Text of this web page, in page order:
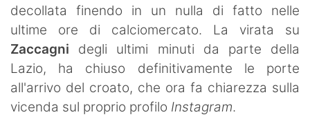
decollata finendo in un nulla di fatto nelle
ultime ore di calciomercato. La virata su
Zaccagni degli ultimi minuti da parte della
Lazio, ha chiuso definitivamente le porte
all'arrivo del croato, che ora fa chiarezza sulla
vicenda sul proprio profilo Instagram.